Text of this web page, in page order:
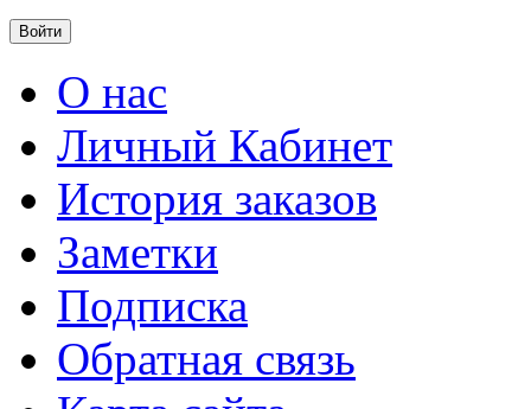
О нас
Личный Кабинет
История заказов
Заметки
Подписка
Обратная связь